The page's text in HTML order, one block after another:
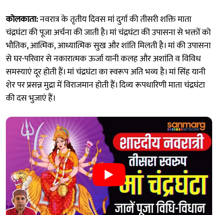
कोलकाता:नवरात्र केतृतीय दिवस मां दुर्गा की तीसरी शक्ति माता
चंद्रघंटा की पूजा अर्चना की जाती है। मां चंद्रघंटा की उपासना से भक्तों को
भौतिक, आत्मिक, आध्यात्मिक सुख और शांति मिलती है। मां की उपासना
से घर-परिवार से नकारात्मक ऊर्जा यानी कलह और अशांति व विविध
समस्याएं दूर होती हैं। मां चंद्रघंटा का स्वरूप अति भव्य है। मां सिंह यानी
शेर पर प्रसन्न मुद्रा में विराजमान होती हैं। दिव्य रूपधारिणी माता चंद्रघंटा
की दस भुजाएं हैं।